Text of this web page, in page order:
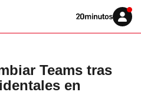
Volver
Iniciar
sesión
Teams tras
en